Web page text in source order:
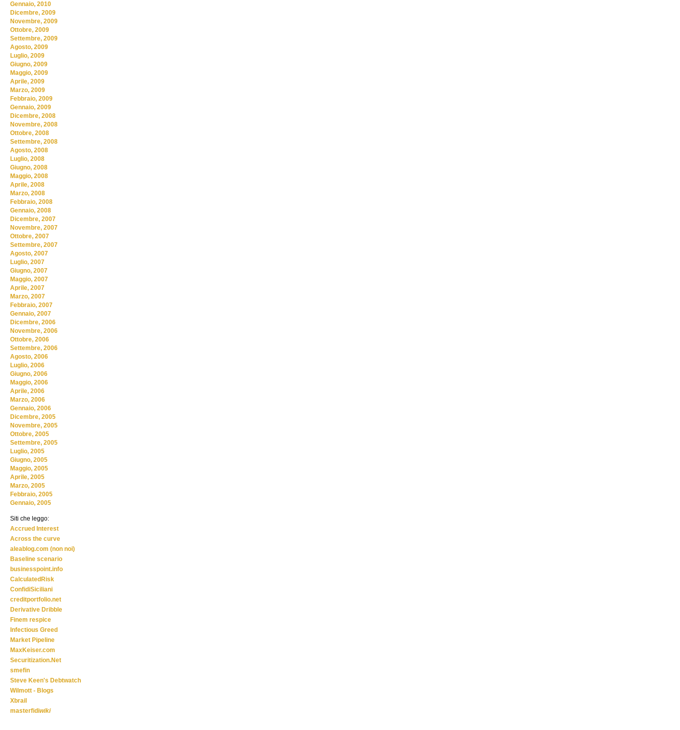
Gennaio, 2010
Dicembre, 2009
Novembre, 2009
Ottobre, 2009
Settembre, 2009
Agosto, 2009
Luglio, 2009
Giugno, 2009
Maggio, 2009
Aprile, 2009
Marzo, 2009
Febbraio, 2009
Gennaio, 2009
Dicembre, 2008
Novembre, 2008
Ottobre, 2008
Settembre, 2008
Agosto, 2008
Luglio, 2008
Giugno, 2008
Maggio, 2008
Aprile, 2008
Marzo, 2008
Febbraio, 2008
Gennaio, 2008
Dicembre, 2007
Novembre, 2007
Ottobre, 2007
Settembre, 2007
Agosto, 2007
Luglio, 2007
Giugno, 2007
Maggio, 2007
Aprile, 2007
Marzo, 2007
Febbraio, 2007
Gennaio, 2007
Dicembre, 2006
Novembre, 2006
Ottobre, 2006
Settembre, 2006
Agosto, 2006
Luglio, 2006
Giugno, 2006
Maggio, 2006
Aprile, 2006
Marzo, 2006
Gennaio, 2006
Dicembre, 2005
Novembre, 2005
Ottobre, 2005
Settembre, 2005
Luglio, 2005
Giugno, 2005
Maggio, 2005
Aprile, 2005
Marzo, 2005
Febbraio, 2005
Gennaio, 2005
Siti che leggo:
Accrued Interest
Across the curve
aleablog.com (non noi)
Baseline scenario
businesspoint.info
CalculatedRisk
ConfidiSiciliani
creditportfolio.net
Derivative Dribble
Finem respice
Infectious Greed
Market Pipeline
MaxKeiser.com
Securitization.Net
smefin
Steve Keen's Debtwatch
Wilmott - Blogs
Xbrail
masterfidiwiki